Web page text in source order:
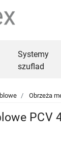
Systemy
szuflad
Obrzeża